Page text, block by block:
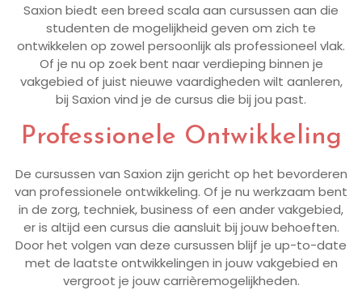
Saxion biedt een breed scala aan cursussen aan die
studenten de mogelijkheid geven om zich te
ontwikkelen op zowel persoonlijk als professioneel vlak.
Of je nu op zoek bent naar verdieping binnen je
vakgebied of juist nieuwe vaardigheden wilt aanleren,
bij Saxion vind je de cursus die bij jou past.
Professionele Ontwikkeling
De cursussen van Saxion zijn gericht op het bevorderen
van professionele ontwikkeling. Of je nu werkzaam bent
in de zorg, techniek, business of een ander vakgebied,
er is altijd een cursus die aansluit bij jouw behoeften.
Door het volgen van deze cursussen blijf je up-to-date
met de laatste ontwikkelingen in jouw vakgebied en
vergroot je jouw carrièremogelijkheden.